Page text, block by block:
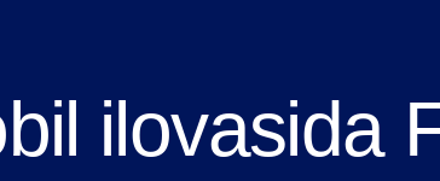
ilovasida